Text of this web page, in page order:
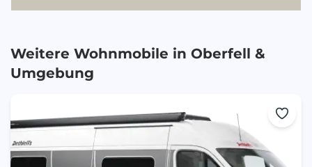
Weitere Wohnmobile in Oberfell &
Umgebung